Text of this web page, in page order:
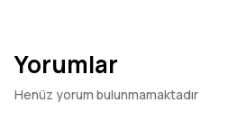
Yorumlar
Henüz yorum bulunmamaktadır